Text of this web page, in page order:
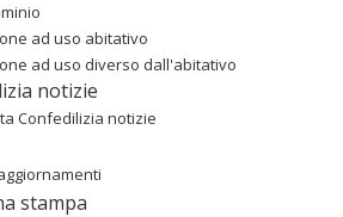
ad uso abitativo
ad uso diverso dall'abitativo
notizie
Confedilizia notizie
stampa